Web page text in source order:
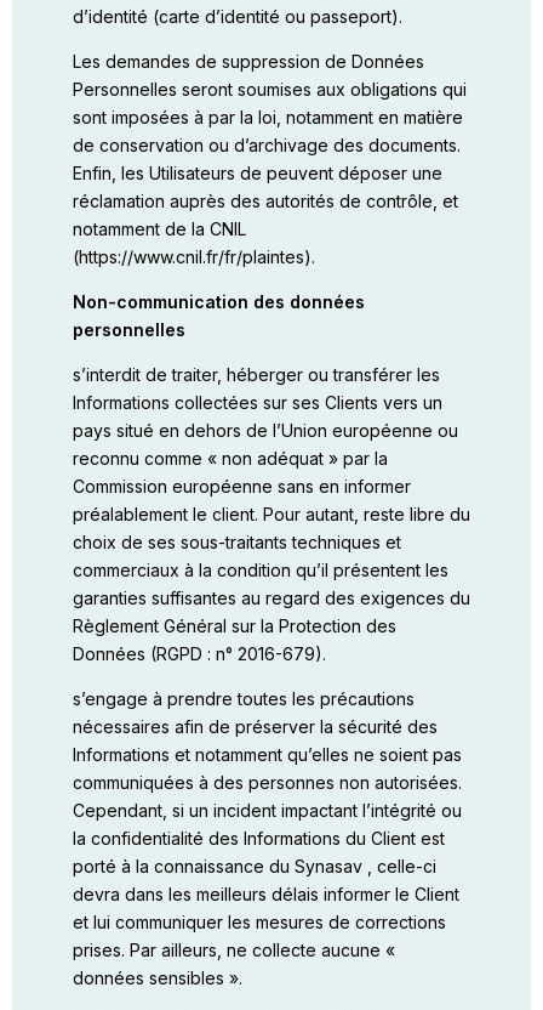
d’identité (carte d’identité ou passeport).
Les demandes de suppression de Données
Personnelles seront soumises aux obligations qui
sont imposées à par la loi, notamment en matière
de conservation ou d’archivage des documents.
Enfin, les Utilisateurs de peuvent déposer une
réclamation auprès des autorités de contrôle, et
notamment de la CNIL
(https://www.cnil.fr/fr/plaintes).
Non-communication des données
personnelles
s’interdit de traiter, héberger ou transférer les
Informations collectées sur ses Clients vers un
pays situé en dehors de l’Union européenne ou
reconnu comme « non adéquat » par la
Commission européenne sans en informer
préalablement le client. Pour autant, reste libre du
choix de ses sous-traitants techniques et
commerciaux à la condition qu’il présentent les
garanties suffisantes au regard des exigences du
Règlement Général sur la Protection des
Données (RGPD : n° 2016-679).
s’engage à prendre toutes les précautions
nécessaires afin de préserver la sécurité des
Informations et notamment qu’elles ne soient pas
communiquées à des personnes non autorisées.
Cependant, si un incident impactant l’intégrité ou
la confidentialité des Informations du Client est
porté à la connaissance du Synasav , celle-ci
devra dans les meilleurs délais informer le Client
et lui communiquer les mesures de corrections
prises. Par ailleurs, ne collecte aucune «
données sensibles ».